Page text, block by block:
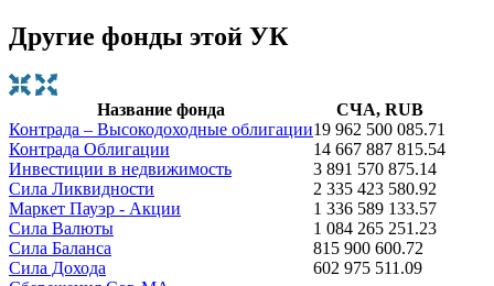
Другие фонды этой УК
Название фонда
СЧА, RUB
Контрада – Высокодоходные облигации19 962 500 085.71
Контрада Облигации
14 667 887 815.54
Инвестиции в недвижимость
3 891 570 875.14
Сила Ликвидности
2 335 423 580.92
Маркет Пауэр - Акции
1 336 589 133.57
Сила Валюты
1 084 265 251.23
Сила Баланса
815 900 600.72
Сила Дохода
602 975 511.09